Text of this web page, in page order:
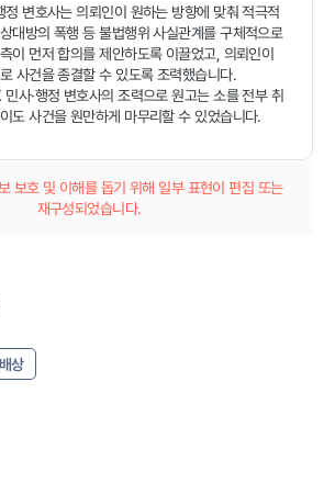
정 변호사는 의뢰인이 원하는 방향에 맞춰 적극적
대방의 폭행 등 불법행위 사실관계를 구체적으로
이 먼저 합의를 제안하도록 이끌었고, 의뢰인이
사건을 종결할 수 있도록 조력했습니다.
사·행정 변호사의 조력으로 원고는 소를 전부 취
도 사건을 원만하게 마무리할 수 있었습니다.
보호 및 이해를 돕기 위해 일부 표현이 편집 또는
재구성되었습니다.
상